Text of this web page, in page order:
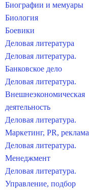
Биографии и мемуары
Биология
Боевики
Деловая литература
Деловая литература.
Банковское дело
Деловая литература.
Внешнеэкономическая
деятельность
Деловая литература.
Маркетинг, PR, реклама
Деловая литература.
Менеджмент
Деловая литература.
Управление, подбор